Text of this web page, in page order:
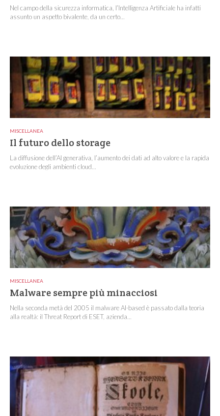
Nel campo della sicurezza informatica, l’Intelligenza Artificiale ha infatti
assunto un aspetto bivalente, da un certo...
MISCELLANEA
Il futuro dello storage
La diffusione dell’AI generativa, l’aumento dei dati ad alto valore e la rapida
evoluzione degli ambienti cloud...
MISCELLANEA
Malware sempre più minacciosi
Nella seconda metà del 2005 il malware AI-based è passato dalla teoria
alla realtà: il Threat Report di ESET, azienda...